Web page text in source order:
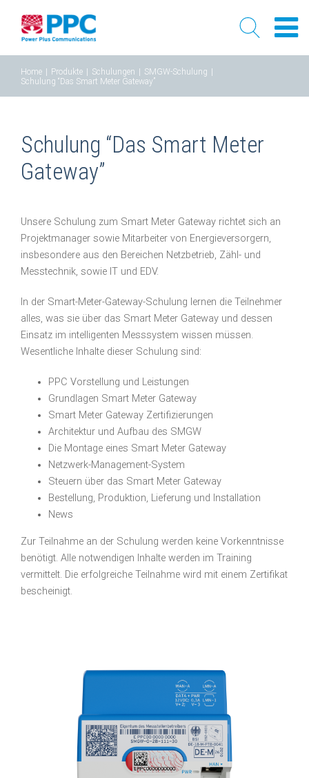
content
Home Produkte Schulungen SMGW-Schulung
Schulung “Das Smart Meter Gateway”
Schulung “Das Smart Meter
Gateway”
Unsere Schulung zum Smart Meter Gateway richtet sich an
Projektmanager sowie Mitarbeiter von Energieversorgern,
insbesondere aus den Bereichen Netzbetrieb, Zähl- und
Messtechnik, sowie IT und EDV.
In der Smart-Meter-Gateway-Schulung lernen die Teilnehmer
alles, was sie über das Smart Meter Gateway und dessen
Einsatz im intelligenten Messsystem wissen müssen.
Wesentliche Inhalte dieser Schulung sind:
PPC Vorstellung und Leistungen
Grundlagen Smart Meter Gateway
Smart Meter Gateway Zertifizierungen
Architektur und Aufbau des SMGW
Die Montage eines Smart Meter Gateway
Netzwerk-Management-System
Steuern über das Smart Meter Gateway
Bestellung, Produktion, Lieferung und Installation
News
Zur Teilnahme an der Schulung werden keine Vorkenntnisse
benötigt. Alle notwendigen Inhalte werden im Training
vermittelt. Die erfolgreiche Teilnahme wird mit einem Zertifikat
bescheinigt.